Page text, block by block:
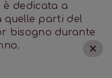
è dedicata a
quelle parti del
bisogno durante